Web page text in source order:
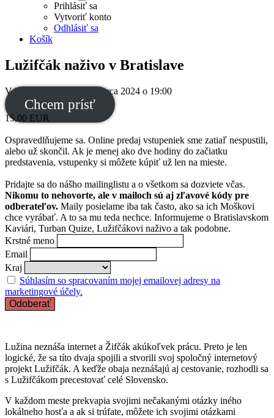
Prihlásiť sa
Vytvoriť konto
Odhlásiť sa
Košík
Lužifčák naživo v Bratislave
V-klub 22. marca 2024 o 19:00
Chcem prísť
15,00 EUR
Ospravedlňujeme sa. Online predaj vstupeniek sme zatiaľ nespustili,
alebo už skončil. Ak je menej ako dve hodiny do začiatku
predstavenia, vstupenky si môžete kúpiť už len na mieste.
Pridajte sa do nášho mailinglistu a o všetkom sa dozviete včas.
Nikomu to nehovorte, ale v mailoch sú aj zľavové kódy pre
odberateľov. Maily posielame iba tak často, ako sa ich Moškovi
chce vyrábať. A to sa mu teda nechce. Informujeme o Bratislavskom
Kaviári, Turban Quize, Lužifčákovi naživo a tak podobne.
Krstné meno
Email
Kraj
Súhlasím so spracovaním mojej emailovej adresy na
marketingové účely.
Lužina neznáša internet a Žifčák akúkoľvek prácu. Preto je len
logické, že sa títo dvaja spojili a stvorili svoj spoločný internetový
projekt Lužifčák. A keďže obaja neznášajú aj cestovanie, rozhodli sa
s Lužifčákom precestovať celé Slovensko.
V každom meste prekvapia svojimi nečakanými otázky iného
lokálneho hosťa a ak si trúfate, môžete ich svojimi otázkami